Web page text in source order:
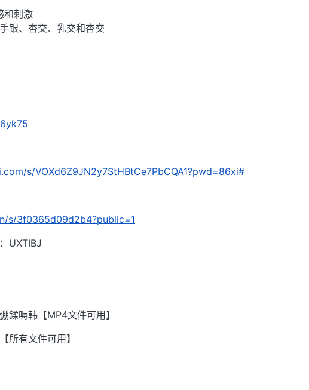
和刺激
银、杏交、乳交和杏交
s/VOXd6Z9JN2y7StHBtCe7PbCQA1?pwd=86xi#
s/3f0365d09d2b4?public=1
UXTIBJ
鍒嗕韩【MP4文件可用】
所有文件可用】